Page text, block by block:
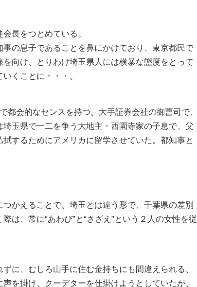
長をつとめている。
の息子であることを鼻にかけており、東京都民で
向け、とりわけ埼玉県人には横暴な態度をとって
くことに・・・。
会的なセンスを持つ。大手証券会社の御曹司で、
玉県で一二を争う大地主・西園寺家の子息で、父
するためにアメリカに留学させていた。都知事と
かえることで、埼玉とは違う形で、千葉県の差別
は、常に“あわび”と“さざえ”という２人の女性を従
に、むしろ山手に住む金持ちにも間違えられる、
を掛け、クーデターを仕掛けようとしていたが、